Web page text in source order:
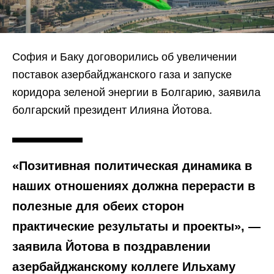
София и Баку договорились об увеличении
поставок азербайджанского газа и запуске
коридора зеленой энергии в Болгарию, заявила
болгарский президент Илияна Йотова.
«Позитивная политическая динамика в
наших отношениях должна перерасти в
полезные для обеих сторон
практические результаты и проекты», —
заявила Йотова в поздравлении
азербайджанскому коллеге Ильхаму